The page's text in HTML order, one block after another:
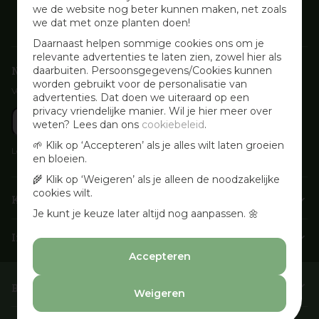
we de website nog beter kunnen maken, net zoals
we dat met onze planten doen!
Daarnaast helpen sommige cookies ons om je
relevante advertenties te laten zien, zowel hier als
daarbuiten. Persoonsgegevens/Cookies kunnen
worden gebruikt voor de personalisatie van
advertenties. Dat doen we uiteraard op een
privacy vriendelijke manier. Wil je hier meer over
weten? Lees dan ons cookiebeleid.
🌱 Klik op ‘Accepteren’ als je alles wilt laten groeien
en bloeien.
🌾 Klik op ‘Weigeren’ als je alleen de noodzakelijke
cookies wilt.
Je kunt je keuze later altijd nog aanpassen. 🌼
Accepteren
Weigeren
Nieuwsbrief aanmelden
Voor wekelijkse aanbiedingen, activiteiten en inspirerende tips
Lees onzePrivacyverklaring
Klantenservice
Info & openingstijden